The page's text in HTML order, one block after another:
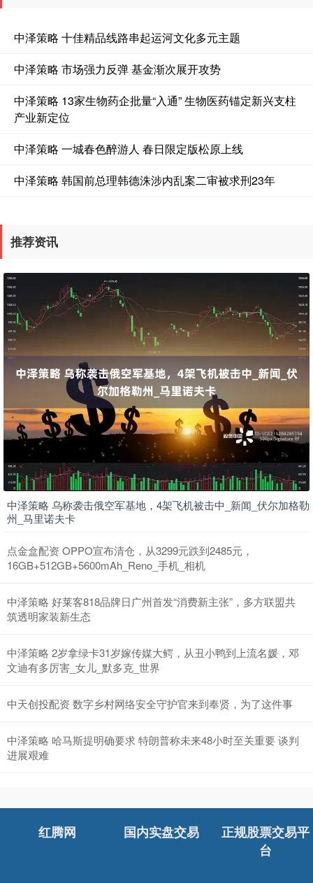
中泽策略 十佳精品线路串起运河文化多元主题
中泽策略 市场强力反弹 基金渐次展开攻势
中泽策略 13家生物药企批量“入通” 生物医药锚定新兴支柱
产业新定位
中泽策略 一城春色醉游人 春日限定版松原上线
中泽策略 韩国前总理韩德洙涉内乱案二审被求刑23年
推荐资讯
中泽策略 乌称袭击俄空军基地，4架飞机被击中_新闻_伏尔加格勒
州_马里诺夫卡
点金盒配资 OPPO宣布清仓，从3299元跌到2485元，
16GB+512GB+5600mAh_Reno_手机_相机
中泽策略 好莱客818品牌日广州首发“消费新主张”，多方联盟共
筑透明家装新生态
中泽策略 2岁拿绿卡31岁嫁传媒大鳄，从丑小鸭到上流名媛，邓
文迪有多厉害_女儿_默多克_世界
中天创投配资 数字乡村网络安全守护官来到奉贤，为了这件事
中泽策略 哈马斯提明确要求 特朗普称未来48小时至关重要 谈判
进展艰难
红腾网 国内实盘交易
正规股票交易平
台